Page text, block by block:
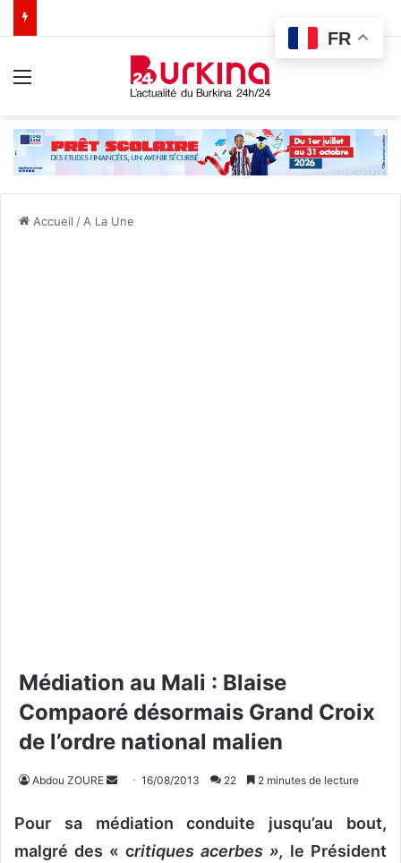
Accueil / A La Une
Médiation au Mali : Blaise
Compaoré désormais Grand Croix
de l’ordre national malien
Abdou ZOURE
v
16/08/2013 22 2 minutes de lecture
Pour sa médiation conduite jusqu’au bout,
malgré des « critiques acerbes », le Président
FR